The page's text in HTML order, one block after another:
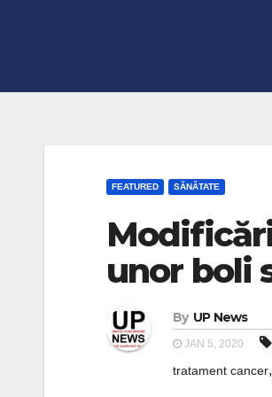
FEATURED SĂNĂTATE
unor boli
By UP News
JAN 5, 2020
tratament cancer,